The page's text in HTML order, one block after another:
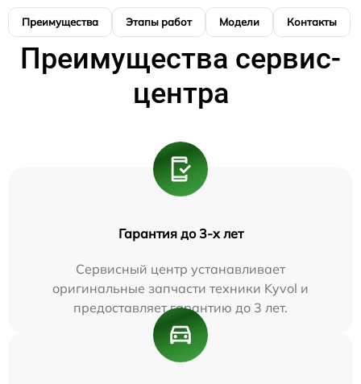
Преимущества Этапы работ Модели Контакты
Преимущества сервис-
центра
Гарантия до 3-х лет
Сервисный центр устанавливает
оригинальные запчасти техники Kyvol и
предоставляет гарантию до 3 лет.